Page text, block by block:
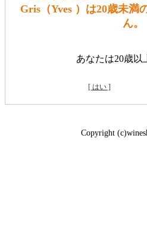
Gris（Yves ）は20歳未満
ん。
あなたは20歳以
[ はい ]
Copyright